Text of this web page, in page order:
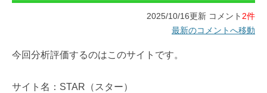
2025/10/16更新 コメント 2件
最新のコメントへ移動
今回分析評価するのはこのサイトです。
サイト名：STAR（スター）